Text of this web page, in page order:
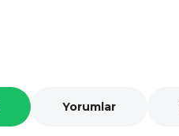
Yorumlar